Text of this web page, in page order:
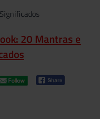
20 Mantras e